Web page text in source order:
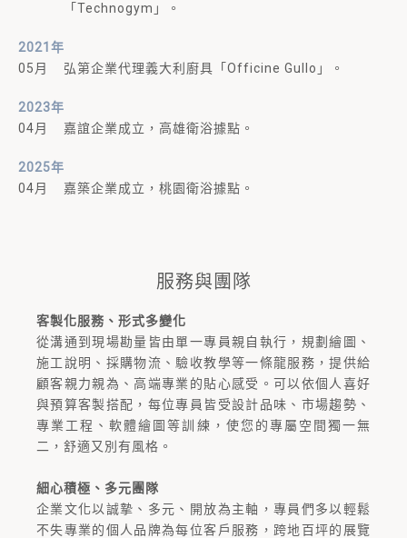
「Technogym」。
2021年
05月
弘第企業代理義大利廚具「Officine Gullo」。
2023年
04月
嘉誼企業成立，高雄衛浴據點。
2025年
04月
嘉築企業成立，桃園衛浴據點。
服務與團隊
客製化服務、形式多變化
從溝通到現場勘量皆由單一專員親自執行，規劃繪圖、
施工說明、採購物流、驗收教學等一條龍服務，提供給
顧客親力親為、高端專業的貼心感受。可以依個人喜好
與預算客製搭配，每位專員皆受設計品味、市場趨勢、
專業工程、軟體繪圖等訓練，使您的專屬空間獨一無
二，舒適又別有風格。
細心積極、多元團隊
企業文化以誠摯、多元、開放為主軸，專員們多以輕鬆
不失專業的個人品牌為每位客戶服務，跨地百坪的展覽